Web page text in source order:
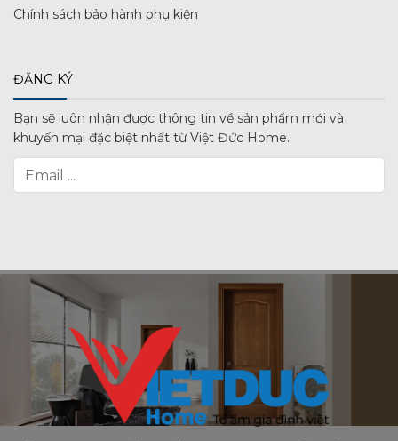
Chính sách bảo hành phụ kiện
ĐĂNG KÝ
Bạn sẽ luôn nhận được thông tin về sản phẩm mới và
khuyến mại đặc biệt nhất từ Việt Đức Home.